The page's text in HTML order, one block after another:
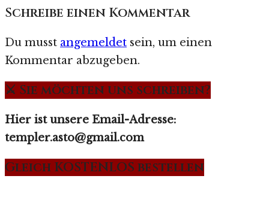
Schreibe einen Kommentar
Du musst angemeldet sein, um einen
Kommentar abzugeben.
⚔️ Sie möchten uns schreiben?
Hier ist unsere Email-Adresse:
templer.asto@gmail.com
Gleich KOSTENLOS bestellen